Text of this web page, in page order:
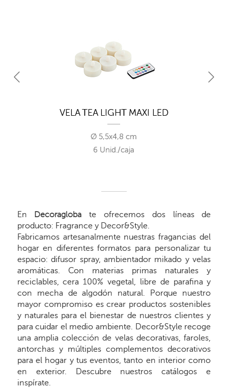
VELA TEA LIGHT MAXI LED
Ø 5,5x4,8 cm
6 Unid./caja
En Decoragloba te ofrecemos dos líneas de
producto: Fragrance y Decor&Style.
Fabricamos artesanalmente nuestras fragancias del
hogar en diferentes formatos para personalizar tu
espacio: difusor spray, ambientador mikado y velas
aromáticas. Con materias primas naturales y
reciclables, cera 100% vegetal, libre de parafina y
con mecha de algodón natural. Porque nuestro
mayor compromiso es crear productos sostenibles
y naturales para el bienestar de nuestros clientes y
para cuidar el medio ambiente. Decor&Style recoge
una amplia colección de velas decorativas, faroles,
antorchas y múltiples complementos decorativos
para el hogar y tus eventos, tanto en interior como
en exterior. Descubre nuestros catálogos e
inspírate.